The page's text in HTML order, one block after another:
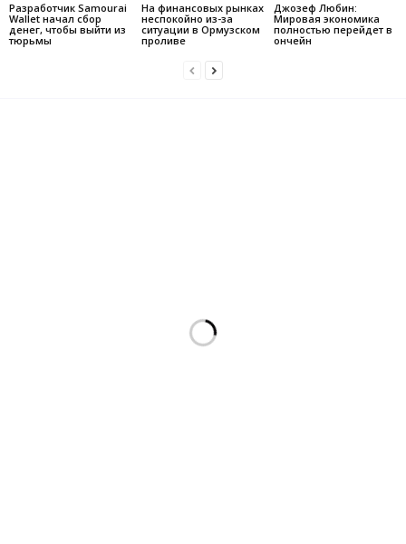
Разработчик Samourai
Wallet начал сбор
денег, чтобы выйти из
тюрьмы
На финансовых рынках
неспокойно из-за
ситуации в Ормузском
проливе
Джозеф Любин:
Мировая экономика
полностью перейдет в
ончейн